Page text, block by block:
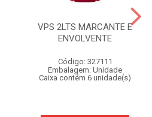
VPS 2LTS MARCANTE E
ENVOLVENTE
Código: 327111
Embalagem: Unidade
Caixa contém 6 unidade(s)